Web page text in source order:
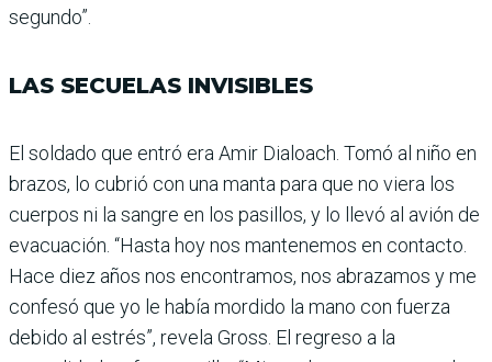
segundo”.
LAS SECUELAS INVISIBLES
El soldado que entró era Amir Dialoach. Tomó al niño en
brazos, lo cubrió con una manta para que no viera los
cuerpos ni la sangre en los pasillos, y lo llevó al avión de
evacuación. “Hasta hoy nos mantenemos en con­tacto.
Hace diez años nos encontramos, nos abraza­mos y me
confesó que yo le había mordido la mano con fuerza
debido al estrés”, revela Gross. El regreso a la